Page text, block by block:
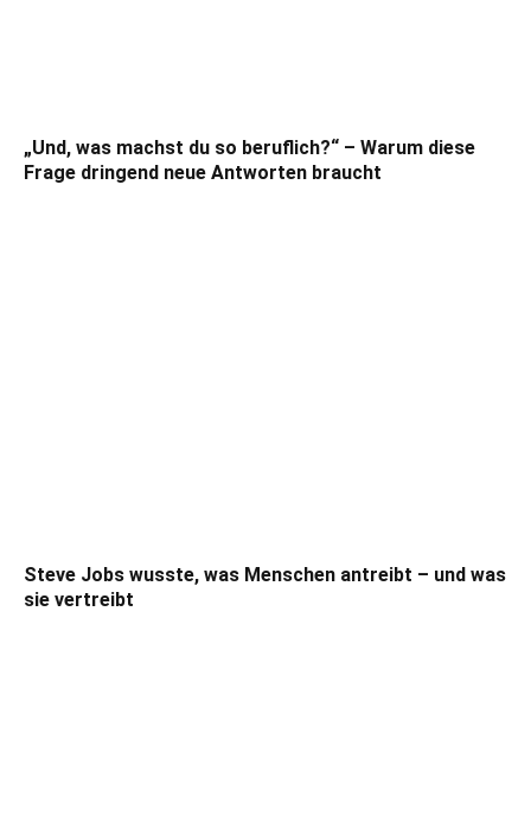
„Und, was machst du so beruflich?“ – Warum diese
Frage dringend neue Antworten braucht
Steve Jobs wusste, was Menschen antreibt – und was
sie vertreibt